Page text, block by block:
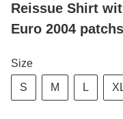
Reissue Shirt
Euro 2004 patchs
Size
S M L